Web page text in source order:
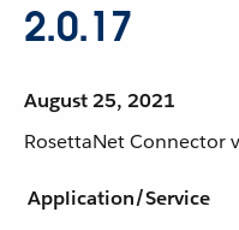
2.0.17
August 25, 2021
RosettaNet Connector
Application/Service